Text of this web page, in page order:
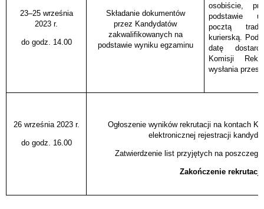
23–25 września
2023 r.
do godz. 14.00
Składanie dokumentów
przez Kandydatów
zakwalifikowanych na
podstawie wyniku egzaminu
osobiście,
podstawie
pocztą
kurierską.
datę
Komisji
wysłania
26 września 2023 r.
do godz. 16.00
Ogłoszenie wyników rekrutacji na kontach
elektronicznej rejestracji
Zatwierdzenie list przyjętych na
Zakończenie rekrutacji.